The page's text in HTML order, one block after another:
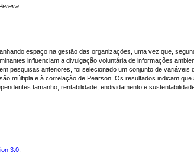
espaço na gestão das organizações, uma vez que,
influenciam a divulgação voluntária de informações
pesquisas anteriores, foi selecionado um conjunto de
múltipla e à correlação de Pearson. Os resultados indicam
tamanho, rentabilidade, endividamento e
3.0.